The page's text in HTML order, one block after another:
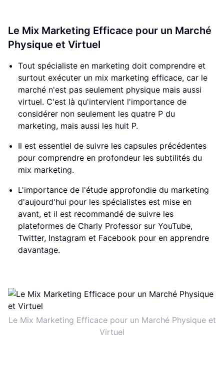
Le Mix Marketing Efficace pour un Marché
Physique et Virtuel
Tout spécialiste en marketing doit comprendre et
surtout exécuter un mix marketing efficace, car le
marché n'est pas seulement physique mais aussi
virtuel. C'est là qu'intervient l'importance de
considérer non seulement les quatre P du
marketing, mais aussi les huit P.
Il est essentiel de suivre les capsules précédentes
pour comprendre en profondeur les subtilités du
mix marketing.
L'importance de l'étude approfondie du marketing
d'aujourd'hui pour les spécialistes est mise en
avant, et il est recommandé de suivre les
plateformes de Charly Professor sur YouTube,
Twitter, Instagram et Facebook pour en apprendre
davantage.
Le Mix Marketing Efficace pour un Marché Physique et
Virtuel